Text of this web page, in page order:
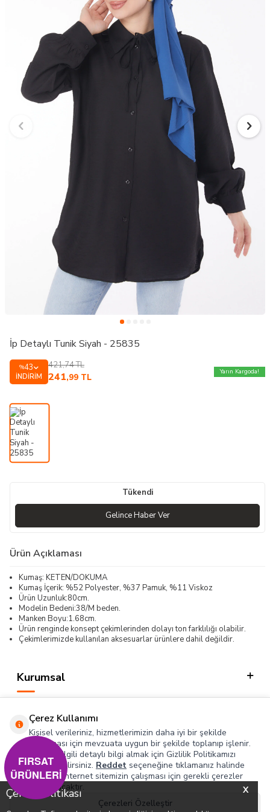
X
Çerez Politikası
İp Detaylı Tunik Siyah - 25835
%43
İNDIRIM
421,74TL
241,99 TL
Yarın Kargoda!
Tükendi
Gelince Haber Ver
Ürün Açıklaması
Kumaş: KETEN/DOKUMA
Kumaş İçerik: %52 Polyester, %37 Pamuk, %11 Viskoz
Ürün Uzunluk:80cm.
Modelin Bedeni:38/M beden.
Manken Boyu:1.68cm.
Ürün renginde konsept çekimlerinden dolayı ton farklılığı olabilir.
Çekimlerimizde kullanılan aksesuarlar ürünlere dahil değildir.
Kurumsal
Hızlı Erişim
Sosyal
Adres & İletişim
Çerez Kullanımı
Kişisel verileriniz, hizmetlerimizin daha iyi bir şekilde
sunulması için mevzuata uygun bir şekilde toplanıp işlenir.
Konuyla ilgili detaylı bilgi almak için Gizlilik Politikamızı
inceleyebilirsiniz. Reddet seçeneğine tıklamanız halinde
yalnızca internet sitemizin çalışması için gerekli çerezler
kullanılacaktır.
Çerezleri Özelleştir
FIRSAT
ÜRÜNLERİ